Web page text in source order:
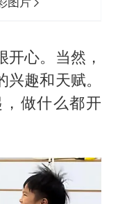
心。当然，
趣和天赋。
做什么都开